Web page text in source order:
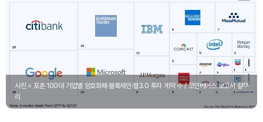
사진 = 포춘 100대 기업별 암호화폐·블록체인·웹3.0 투자 계약 수 / 코인베이스 보고서 갈무
리